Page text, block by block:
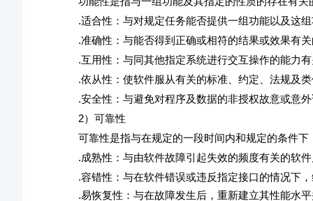
.适合性：与对规定任务能否提供一组功能以及这组
.准确性：与能否得到正确或相符的结果或效果有关
.互用性：与同其他指定系统进行交互操作的能力有
.依从性：使软件服从有关的标准、约定、法规及类
.安全性：与避免对程序及数据的非授权故意或意外
2）可靠性
可靠性是指与在规定的一段时间内和规定的条件下，
.成熟性：与由软件故障引起失效的频度有关的软件
.容错性：与在软件错误或违反指定接口的情况下，维
.易恢复性：与在故障发生后，重新建立其性能水平并